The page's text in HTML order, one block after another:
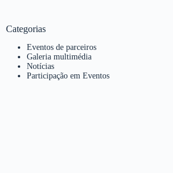
Categorias
Eventos de parceiros
Galeria multimédia
Notícias
Participação em Eventos